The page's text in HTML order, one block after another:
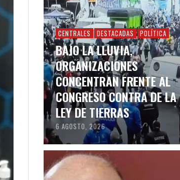
CENTRALES DESTACADAS POLÍTICA
BAJO LA LLUVIA,
ORGANIZACIONES
CONCENTRAN FRENTE AL
CONGRESO CONTRA DE LA
LEY DE TIERRAS
6 AGOSTO, 2026